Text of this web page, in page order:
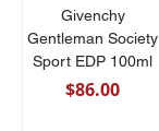
Givenchy
Gentleman Society
Sport EDP 100ml
Precio
$86.00